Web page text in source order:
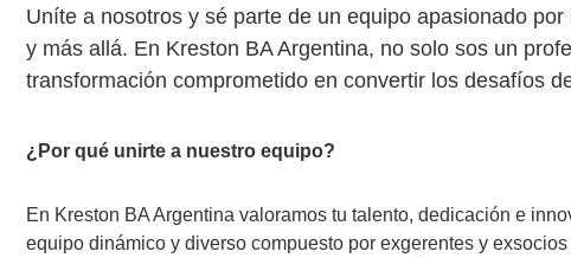
Uníte a nosotros y sé parte de un equipo apasionado
y más allá. En Kreston BA Argentina, no solo sos un
transformación comprometido en convertir los desafíos
¿Por qué unirte a nuestro equipo?
En Kreston BA Argentina valoramos tu talento, dedicación e
equipo dinámico y diverso compuesto por exgerentes y